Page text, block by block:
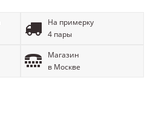
На примерку
4 пары
Магазин
в Москве